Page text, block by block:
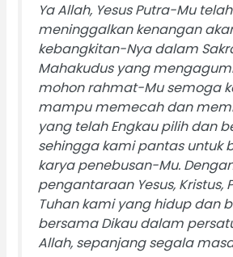
Ya Allah, Yesus Putra-Mu telah
meninggalkan kenangan
kebangkitan-Nya dalam
Mahakudus yang
mohon rahmat-Mu semoga
mampu memecah dan
yang telah Engkau pilih dan
sehingga kami pantas untuk
karya penebusan-Mu.
pengantaraan Yesus, Kristus,
Tuhan kami yang hidup dan
bersama Dikau dalam
Allah, sepanjang segala